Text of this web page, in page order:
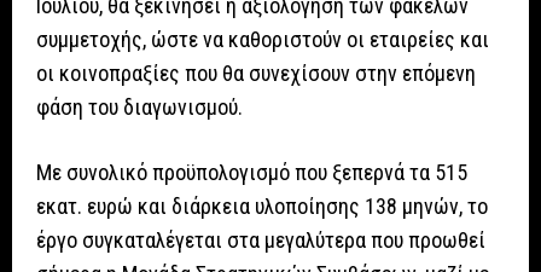
Ιουλίου, θα ξεκινήσει η αξιολόγηση των φακέλων
συμμετοχής, ώστε να καθοριστούν οι εταιρείες και
οι κοινοπραξίες που θα συνεχίσουν στην επόμενη
φάση του διαγωνισμού.
Με συνολικό προϋπολογισμό που ξεπερνά τα 515
εκατ. ευρώ και διάρκεια υλοποίησης 138 μηνών, το
έργο συγκαταλέγεται στα μεγαλύτερα που προωθεί